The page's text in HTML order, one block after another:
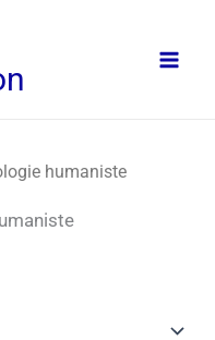
humaniste